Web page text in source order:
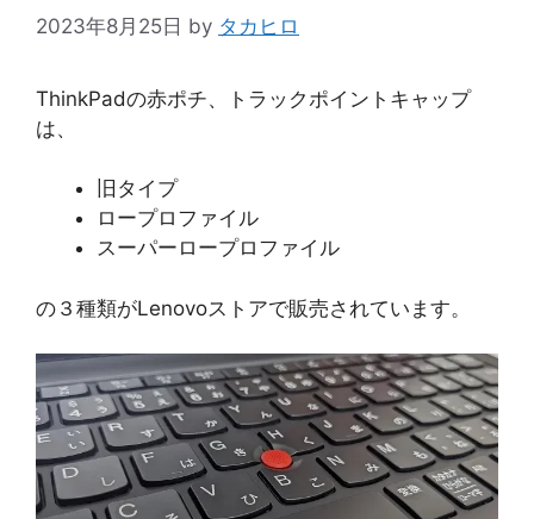
2023年8月25日 by タカヒロ
ThinkPadの赤ポチ、トラックポイントキャップ
は、
旧タイプ
ロープロファイル
スーパーロープロファイル
の３種類がLenovoストアで販売されています。